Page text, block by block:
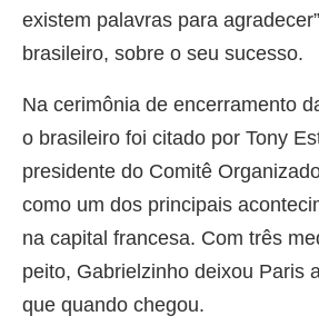
existem palavras para
brasileiro, sobre o seu sucesso.
Na cerimônia de encerramento
o brasileiro foi citado por Tony
presidente do Comitê
como um dos principais
na capital francesa. Com três
peito, Gabrielzinho deixou Paris
que quando chegou.